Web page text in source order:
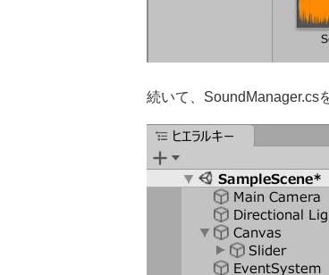
続いて、SoundManager.cs